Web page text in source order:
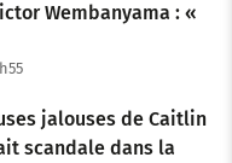
Wembanyama : «
jalouses de Caitlin
scandale dans la